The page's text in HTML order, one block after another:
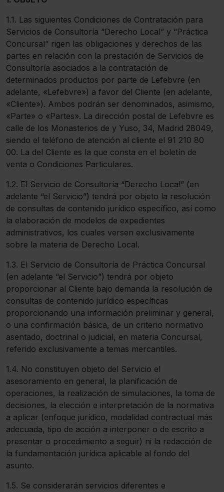
1.1. Las siguientes Condiciones de Contratación para
Servicios de Consultoría “Derecho Local” y “Práctica
Concursal” rigen las obligaciones y derechos de las
partes en relación con la prestación de Servicios de
Consultoría asociados a la contratación de
determinados productos por parte de Lefebvre (en
adelante, «Lefebvre») a favor del Cliente (en adelante,
«Cliente»). Ambos podrán ser denominados, asimismo,
«Parte» o «Partes». La dirección postal de Lefebvre es
calle de los Monasterios de y Yuso, 34, Madrid 28049,
siendo el teléfono de atención al cliente el 91 210 80
00. La del Cliente es la que consta en el boletín de
venta o Condiciones Particulares.
1.2. El Servicio de Consultoría “Derecho Local” (en
adelante “el Servicio”) tendrá por objeto la resolución
de consultas de contenido jurídico específico, así como
la elaboración de modelos de expedientes
administrativos, los cuales versen exclusivamente
sobre la materia de Derecho Local.
1.3. El Servicio de Consultoría de Práctica Concursal
(en adelante “el Servicio”) tendrá por objeto
proporcionar al Cliente bajo demanda la resolución de
consultas de contenido jurídico específicas
proporcionando una información preliminar y general,
o una confirmación básica, de un criterio normativo
asentado, doctrinal o judicial, en materia Concursal,
referido exclusivamente a temas mercantiles.
1.4. No constituyen objeto del Servicio el
asesoramiento en general, la planificación de
operaciones, la realización de simulaciones, la toma de
decisiones, la elección e interpretación de la normativa
a aplicar (enfoque jurídico, modalidad contractual más
adecuada, tipo de acción a interponer o de escrito a
presentar o procedimiento a seguir) ni la redacción de
la fundamentación jurídica aplicable al fondo del
asunto.
1.5. Se considerarán servicios diferentes e